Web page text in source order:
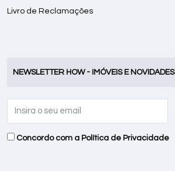
Livro de Reclamações
NEWSLETTER HOW - IMÓVEIS E NOVIDADES
Concordo com a Política de Privacidade